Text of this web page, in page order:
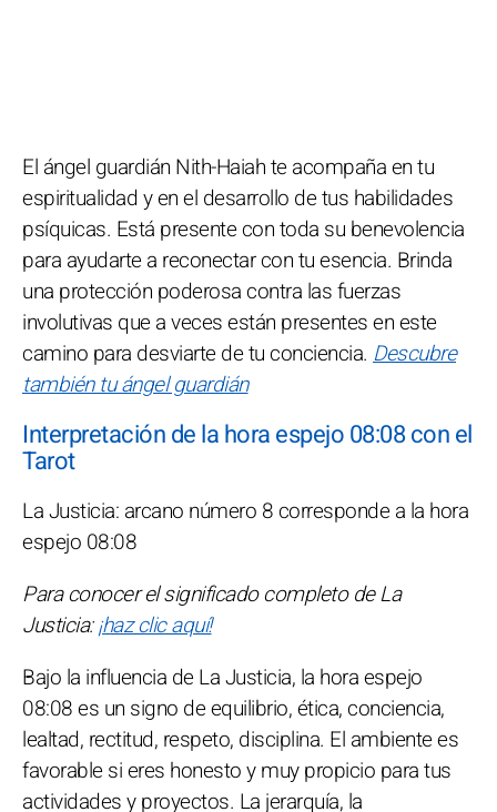
El ángel guardián Nith-Haiah te acompaña en tu
espiritualidad y en el desarrollo de tus habilidades
psíquicas. Está presente con toda su benevolencia
para ayudarte a reconectar con tu esencia. Brinda
una protección poderosa contra las fuerzas
involutivas que a veces están presentes en este
camino para desviarte de tu conciencia. Descubre
también tu ángel guardián
Interpretación de la hora espejo 08:08 con el
Tarot
La Justicia: arcano número 8 corresponde a la hora
espejo 08:08
Para conocer el significado completo de La
Justicia:¡haz clic aquí!
Bajo la influencia de La Justicia, la hora espejo
08:08 es un signo de equilibrio, ética, conciencia,
lealtad, rectitud, respeto, disciplina. El ambiente es
favorable si eres honesto y muy propicio para tus
actividades y proyectos. La jerarquía, la